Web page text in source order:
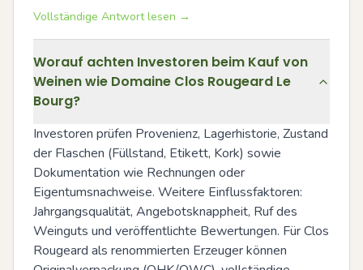
Vollständige Antwort lesen →
Worauf achten Investoren beim Kauf von
Weinen wie Domaine Clos Rougeard Le
Bourg?
Investoren prüfen Provenienz, Lagerhistorie, Zustand
der Flaschen (Füllstand, Etikett, Kork) sowie
Dokumentation wie Rechnungen oder
Eigentumsnachweise. Weitere Einflussfaktoren:
Jahrgangsqualität, Angebotsknappheit, Ruf des
Weinguts und veröffentlichte Bewertungen. Für Clos
Rougeard als renommierten Erzeuger können